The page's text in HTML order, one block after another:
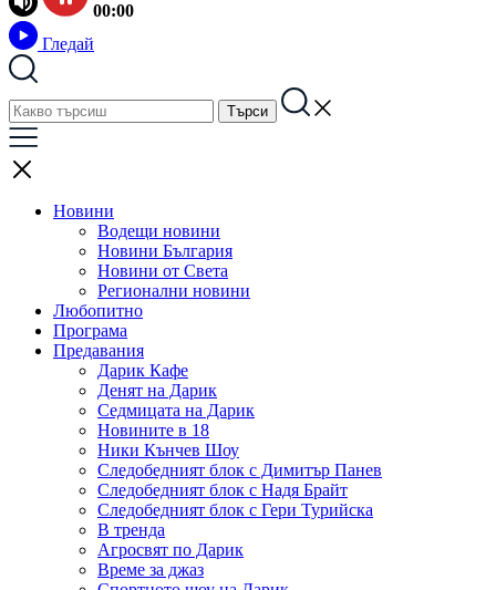
00:00
Гледай
Новини
Водещи новини
Новини България
Новини от Света
Регионални новини
Любопитно
Програма
Предавания
Дарик Кафе
Денят на Дарик
Седмицата на Дарик
Новините в 18
Ники Кънчев Шоу
Следобедният блок с Димитър Панев
Следобедният блок с Надя Брайт
Следобедният блок с Гери Турийска
В тренда
Агросвят по Дарик
Време за джаз